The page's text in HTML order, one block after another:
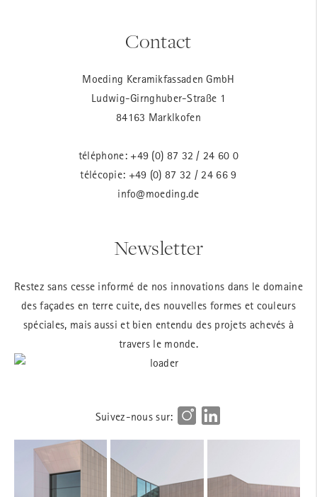
Contact
Moeding Keramikfassaden GmbH
Ludwig-Girnghuber-Straße 1
84163 Marklkofen
téléphone: +49 (0) 87 32 / 24 60 0
télécopie: +49 (0) 87 32 / 24 66 9
info@moeding.de
Newsletter
Restez sans cesse informé de nos innovations dans le domaine
des façades en terre cuite, des nouvelles formes et couleurs
spéciales, mais aussi et bien entendu des projets achevés à
travers le monde.
Suivez-nous sur: